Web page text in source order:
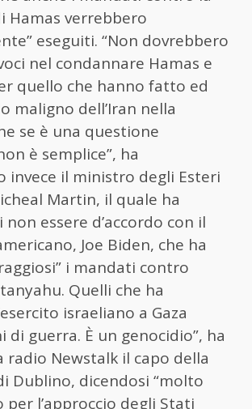
Hamas verrebbero
eseguiti. “Non dovrebbero
nel condannare Hamas e
quello che hanno fatto ed
maligno dell’Iran nella
se è una questione
è semplice”, ha
invece il ministro degli Esteri
Martin, il quale ha
essere d’accordo con il
Joe Biden, che ha
i mandati contro
Quelli che ha
israeliano a Gaza
di guerra. È un genocidio”, ha
radio Newstalk il capo della
Dublino, dicendosi “molto
per l’approccio degli Stati